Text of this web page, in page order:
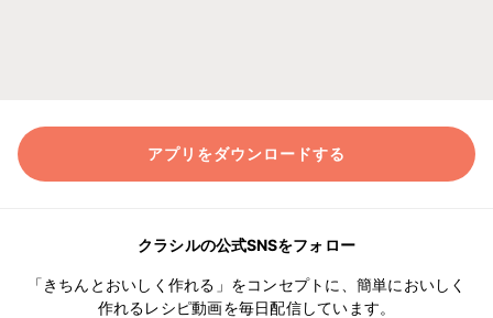
アプリをダウンロードする
クラシルの公式SNSをフォロー
「きちんとおいしく作れる」をコンセプトに、簡単においしく
作れるレシピ動画を毎日配信しています。